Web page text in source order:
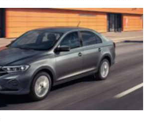
компании «Согласие» Павел